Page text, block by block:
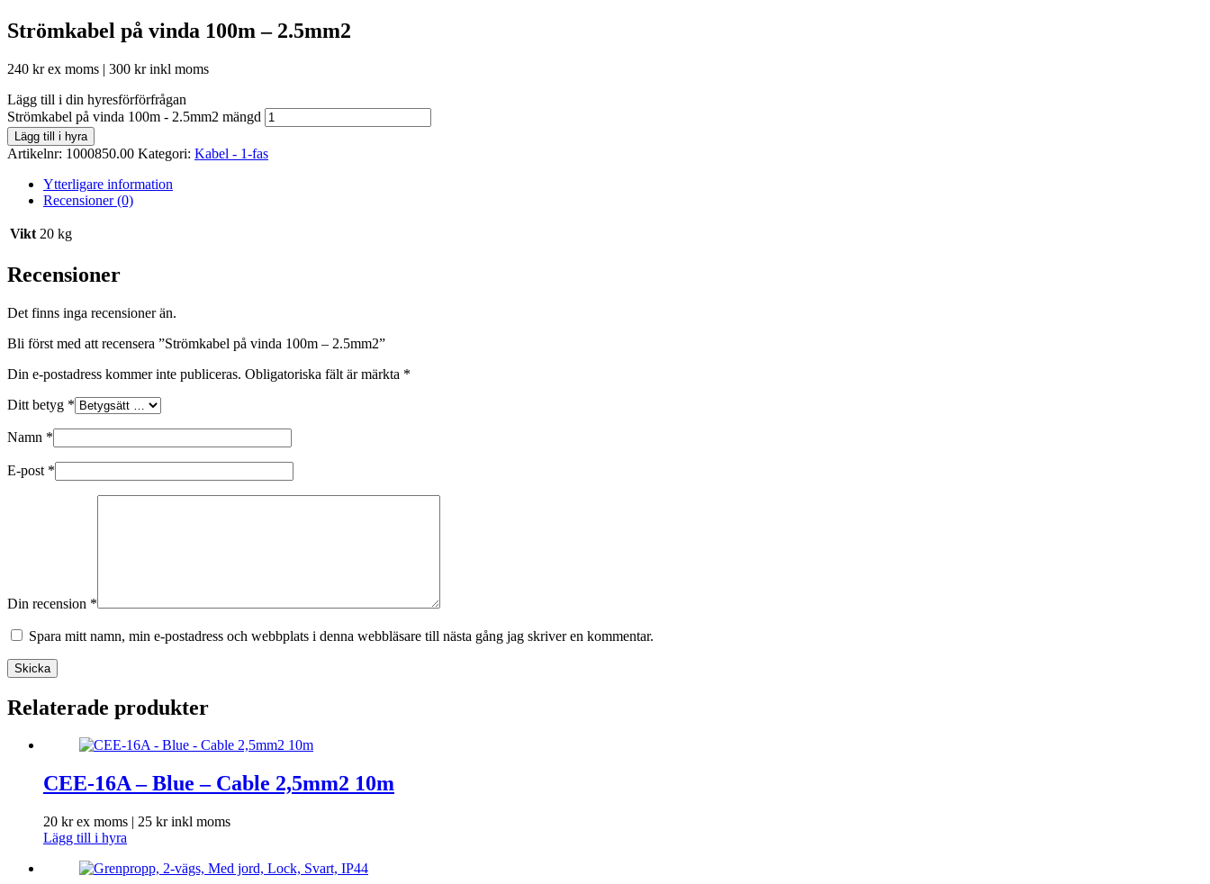
Strömkabel på vinda 100m – 2.5mm2
240 krex moms | 300 krinkl moms
Lägg till i din hyresförförfrågan
Strömkabel på vinda 100m - 2.5mm2 mängd
Lägg till i hyra
Artikelnr: 1000850.00 Kategori: Kabel - 1-fas
Ytterligare information
Recensioner (0)
Vikt 20 kg
Recensioner
Det finns inga recensioner än.
Bli först med att recensera ”Strömkabel på vinda 100m – 2.5mm2”
Din e-postadress kommer inte publiceras. Obligatoriska fält är märkta *
Ditt betyg *
Namn *
E-post *
Din recension *
Spara mitt namn, min e-postadress och webbplats i denna webbläsare till nästa gång jag skriver en kommentar.
Skicka
Relaterade produkter
CEE-16A – Blue – Cable 2,5mm2 10m
20 krex moms | 25 krinkl moms
Lägg till i hyra